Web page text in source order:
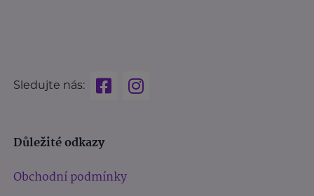
Sledujte nás:
Důležité odkazy
Obchodní podmínky